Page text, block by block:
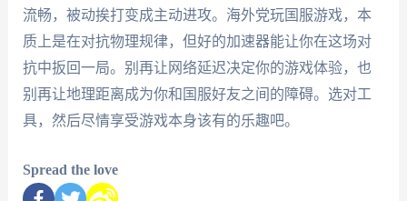
流畅，被动挨打变成主动进攻。海外党玩国服游戏，本
质上是在对抗物理规律，但好的加速器能让你在这场对
抗中扳回一局。别再让网络延迟决定你的游戏体验，也
别再让地理距离成为你和国服好友之间的障碍。选对工
具，然后尽情享受游戏本身该有的乐趣吧。
Spread the love